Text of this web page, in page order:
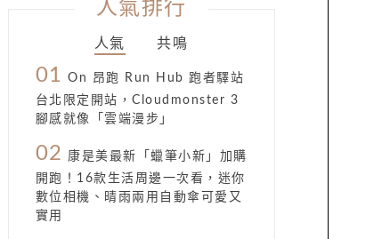
人氣排行
人氣 共鳴
01 On 昂跑 Run Hub 跑者驛站
台北限定開站，Cloudmonster 3
腳感就像「雲端漫步」
02
康是美最新「蠟筆小新」加購
開跑！16款生活周邊一次看，迷你
數位相機、晴雨兩用自動傘可愛又
實用